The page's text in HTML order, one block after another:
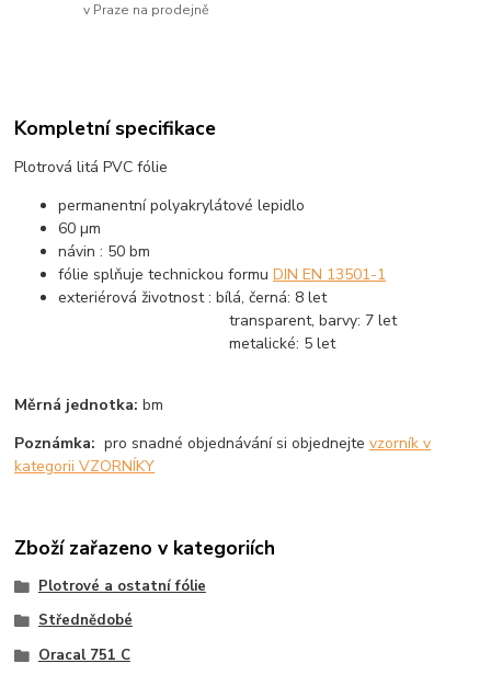
v Praze na prodejně
Kompletní specifikace
Plotrová litá PVC fólie
permanentní polyakrylátové lepidlo
60 µm
návin : 50 bm
fólie splňuje technickou formuDIN EN 13501-1
exteriérová životnost : bílá, černá: 8 let
transparent, barvy: 7 let
metalické: 5 let
Měrná jednotka: bm
Poznámka: pro snadné objednávání si objednejtevzorník v
kategorii VZORNÍKY
Zboží zařazeno v kategoriích
Plotrové a ostatní fólie
Střednědobé
Oracal 751 C